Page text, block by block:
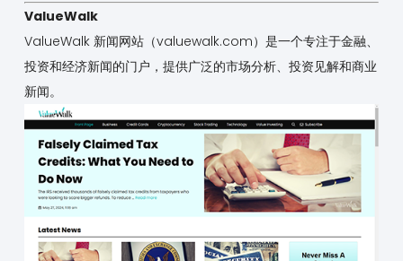
ValueWalk
ValueWalk 新闻网站（valuewalk.com）是一个专注于金融、
投资和经济新闻的门户，提供广泛的市场分析、投资见解和商业
新闻。